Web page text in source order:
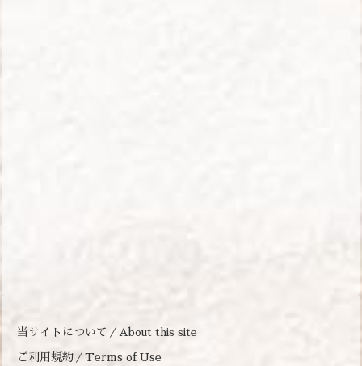
当サイトについて／About this site
ご利用規約／Terms of Use